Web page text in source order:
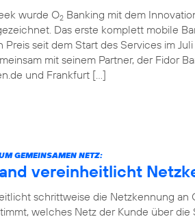
wurde O2 Banking mit dem
Das erste komplett mobile
seit dem Start des Services im
mit seinem Partner, der Fidor
und Frankfurt […]
GEMEINSAMEN NETZ:
vereinheitlicht
schrittweise die Netzkennung an
welches Netz der Kunde über die